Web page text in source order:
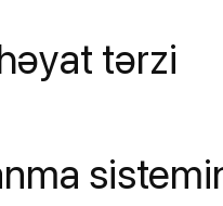
tərzi